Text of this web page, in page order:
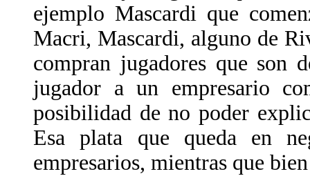
ejemplo Mascardi que
Macri, Mascardi, alguno de
compran jugadores que son
jugador a un empresario
posibilidad de no poder
Esa plata que queda en
empresarios, mientras que